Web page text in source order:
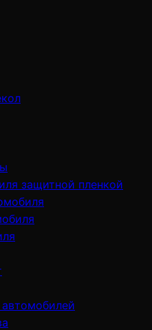
защитной пленкой